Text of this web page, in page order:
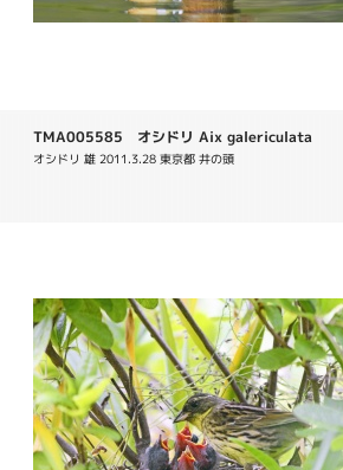
TMA005585 オシドリ Aix galericulata
オシドリ 雄 2011.3.28 東京都 井の頭